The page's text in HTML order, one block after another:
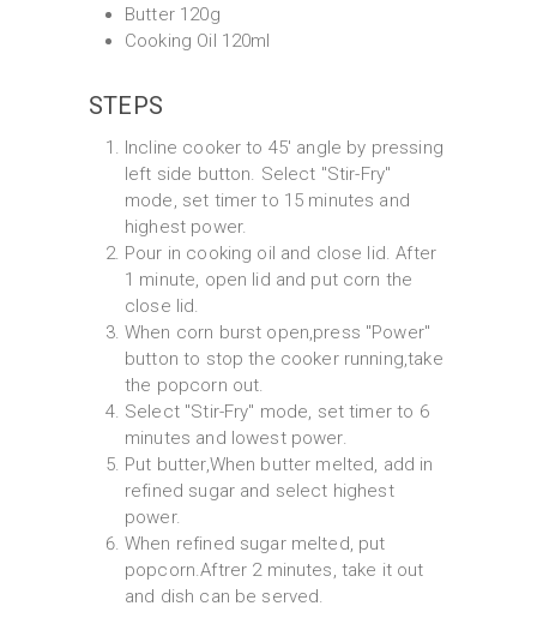
Butter 120g
Cooking Oil 120ml
STEPS
Incline cooker to 45' angle by pressing
left side button. Select "Stir-Fry"
mode, set timer to 15 minutes and
highest power.
Pour in cooking oil and close lid. After
1 minute, open lid and put corn the
close lid.
When corn burst open,press "Power"
button to stop the cooker running,take
the popcorn out.
Select "Stir-Fry" mode, set timer to 6
minutes and lowest power.
Put butter,When butter melted, add in
refined sugar and select highest
power.
When refined sugar melted, put
popcorn.Aftrer 2 minutes, take it out
and dish can be served.